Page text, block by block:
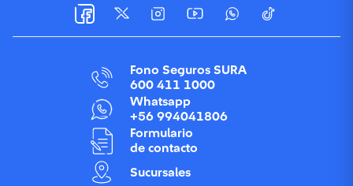
Fono Seguros SURA
600 411 1000
Whatsapp
+56 994041806
Formulario
de contacto
Sucursales